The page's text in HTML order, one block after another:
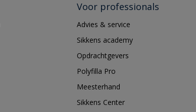
Voor professionals
Advies & service
Sikkens academy
Opdrachtgevers
Polyfilla Pro
Meesterhand
Sikkens Center